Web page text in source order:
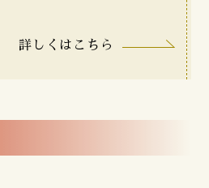
詳しくはこちら